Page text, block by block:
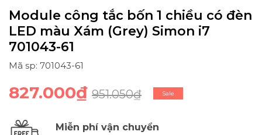
Module công tắc bốn 1 chiều có đèn
LED màu Xám (Grey) Simon i7
701043-61
Mã sp: 701043-61
827.000₫ 951.050₫ Sale
Miễn phí vận chuyển